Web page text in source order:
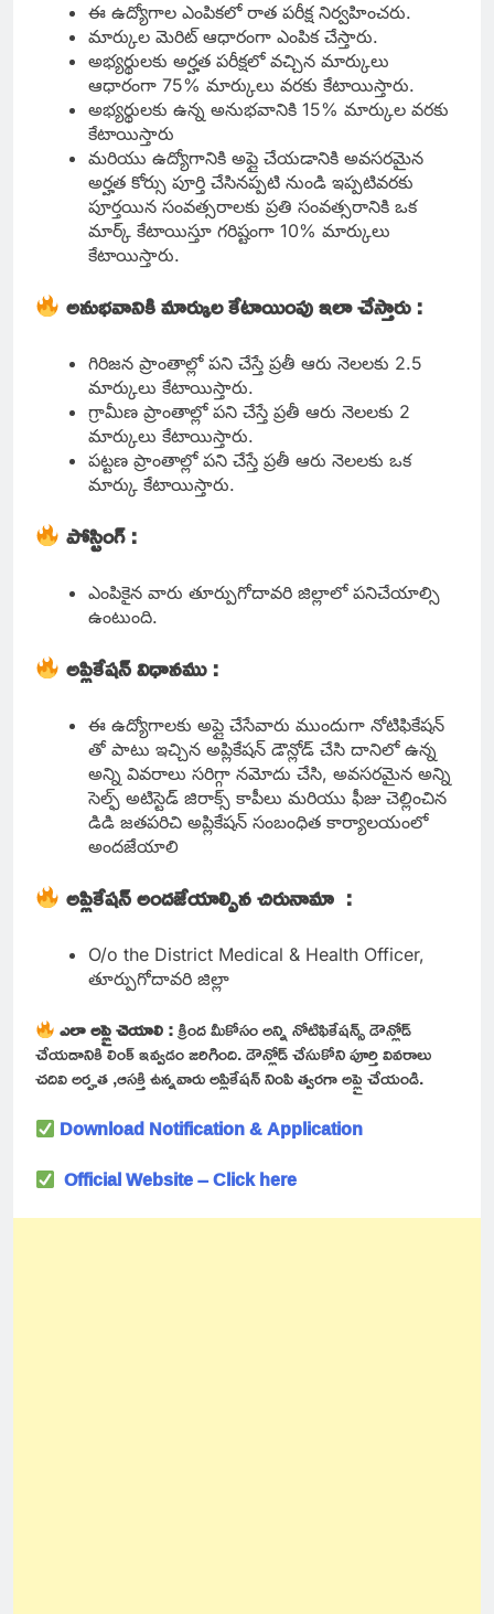
ఈ ఉద్యోగాల ఎంపికలో రాత పరీక్ష నిర్వహించరు.
మార్కుల మెరిట్ ఆధారంగా ఎంపిక చేస్తారు.
అభ్యర్థులకు అర్హత పరీక్షలో వచ్చిన మార్కులు
ఆధారంగా 75% మార్కులు వరకు కేటాయిస్తారు.
అభ్యర్థులకు ఉన్న అనుభవానికి 15% మార్కుల వరకు
కేటాయిస్తారు
మరియు ఉద్యోగానికి అప్లై చేయడానికి అవసరమైన
అర్హత కోర్సు పూర్తి చేసినప్పటి నుండి ఇప్పటివరకు
పూర్తయిన సంవత్సరాలకు ప్రతి సంవత్సరానికి ఒక
మార్క్ కేటాయిస్తూ గరిష్టంగా 10% మార్కులు
కేటాయిస్తారు.
అనుభవానికి మార్కుల కేటాయింపు ఇలా చేస్తారు :
గిరిజన ప్రాంతాల్లో పని చేస్తే ప్రతీ ఆరు నెలలకు 2.5
మార్కులు కేటాయిస్తారు.
గ్రామీణ ప్రాంతాల్లో పని చేస్తే ప్రతీ ఆరు నెలలకు 2
మార్కులు కేటాయిస్తారు.
పట్టణ ప్రాంతాల్లో పని చేస్తే ప్రతీ ఆరు నెలలకు ఒక
మార్కు కేటాయిస్తారు.
పోస్టింగ్ :
ఎంపికైన వారు తూర్పుగోదావరి జిల్లాలో పనిచేయాల్సి
ఉంటుంది.
అప్లికేషన్ విధానము :
ఈ ఉద్యోగాలకు అప్లై చేసేవారు ముందుగా నోటిఫికేషన్
తో పాటు ఇచ్చిన అప్లికేషన్ డౌన్లోడ్ చేసి దానిలో ఉన్న
అన్ని వివరాలు సరిగ్గా నమోదు చేసి, అవసరమైన అన్ని
సెల్ఫ్ అటిస్టెడ్ జిరాక్స్ కాపీలు మరియు ఫీజు చెల్లించిన
డిడి జతపరిచి అప్లికేషన్ సంబంధిత కార్యాలయంలో
అందజేయాలి
అప్లికేషన్ అందజేయాల్సిన చిరునామా :
O/o the District Medical & Health Officer,
తూర్పుగోదావరి జిల్లా
ఎలా అప్లై చెయాలి :క్రింద మీకోసం అన్ని నోటిఫికేషన్స్ డౌన్లోడ్
చేయడానికి లింక్ ఇవ్వడం జరిగింది. డౌన్లోడ్ చేసుకోని పూర్తి వివరాలు
చదివి అర్హత ,ఆసక్తి ఉన్నవారు అప్లికేషన్ నింపి త్వరగా అప్లై చేయండి.
Download Notification & Application
Official Website – Click here